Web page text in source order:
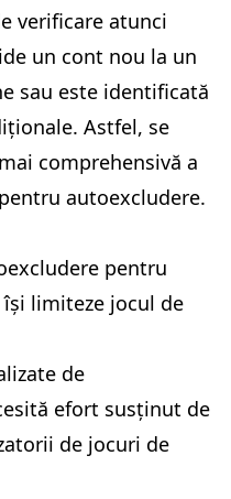
verificare atunci
un cont nou la un
sau este identificată
Astfel, se
comprehensivă a
autoexcludere.
pentru
își limiteze jocul de
de
efort susținut de
de jocuri de